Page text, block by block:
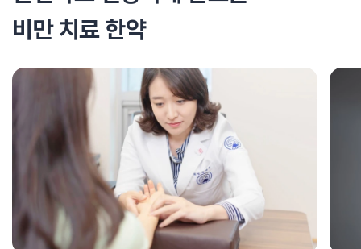
비만 치료 한약